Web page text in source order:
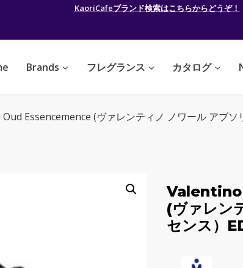
KaoriCafeブランド検索はこちらからどうぞ！
Brands フレグランス カタログ
Essencemence (ヴァレンティノ ノワール アブソ
(ヴァレン
センス）